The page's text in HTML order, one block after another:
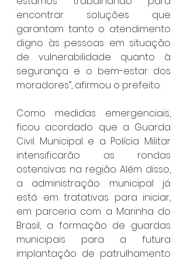
encontrar soluções que
garantam tanto o atendimento
digno às pessoas em situação
de vulnerabilidade quanto à
segurança e o bem-estar dos
moradores”, afirmou o prefeito.
Como medidas emergenciais,
ficou acordado que a Guarda
Civil Municipal e a Polícia Militar
intensificarão as rondas
ostensivas na região. Além disso,
a administração municipal já
está em tratativas para iniciar,
em parceria com a Marinha do
Brasil, a formação de guardas
municipais para a futura
implantação de patrulhamento